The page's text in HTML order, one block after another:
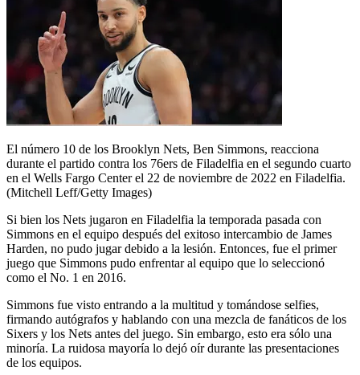
El número 10 de los Brooklyn Nets, Ben Simmons, reacciona
durante el partido contra los 76ers de Filadelfia en el segundo cuarto
en el Wells Fargo Center el 22 de noviembre de 2022 en Filadelfia.
(Mitchell Leff/Getty Images)
Si bien los Nets jugaron en Filadelfia la temporada pasada con
Simmons en el equipo después del exitoso intercambio de James
Harden, no pudo jugar debido a la lesión. Entonces, fue el primer
juego que Simmons pudo enfrentar al equipo que lo seleccionó
como el No. 1 en 2016.
Simmons fue visto entrando a la multitud y tomándose selfies,
firmando autógrafos y hablando con una mezcla de fanáticos de los
Sixers y los Nets antes del juego. Sin embargo, esto era sólo una
minoría. La ruidosa mayoría lo dejó oír durante las presentaciones
de los equipos.